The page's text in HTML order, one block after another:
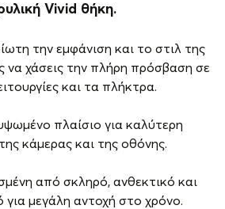
Vivid θήκη.
την εμφάνιση και το στιλ της
να χάσεις την πλήρη πρόσβαση σε
και τα πλήκτρα.
πλαίσιο για καλύτερη
κάμερας και της οθόνης.
από σκληρό, ανθεκτικό και
για μεγάλη αντοχή στο χρόνο.